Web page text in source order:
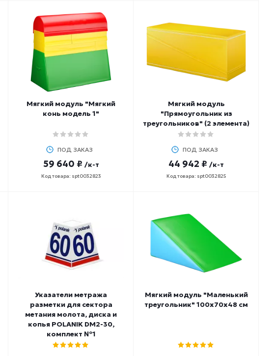
Мягкий модуль "Мягкий
конь модель 1"
ПОД ЗАКАЗ
59 640 ₽ /к-т
Код товара: spt0032823
Мягкий модуль
"Прямоугольник из
треугольников" (2 элемента)
ПОД ЗАКАЗ
44 942 ₽ /к-т
Код товара: spt0032825
Указатели метража
разметки для сектора
метания молота, диска и
копья POLANIK DM2-30,
комплект №1
Мягкий модуль "Маленький
треугольник" 100х70х48 см